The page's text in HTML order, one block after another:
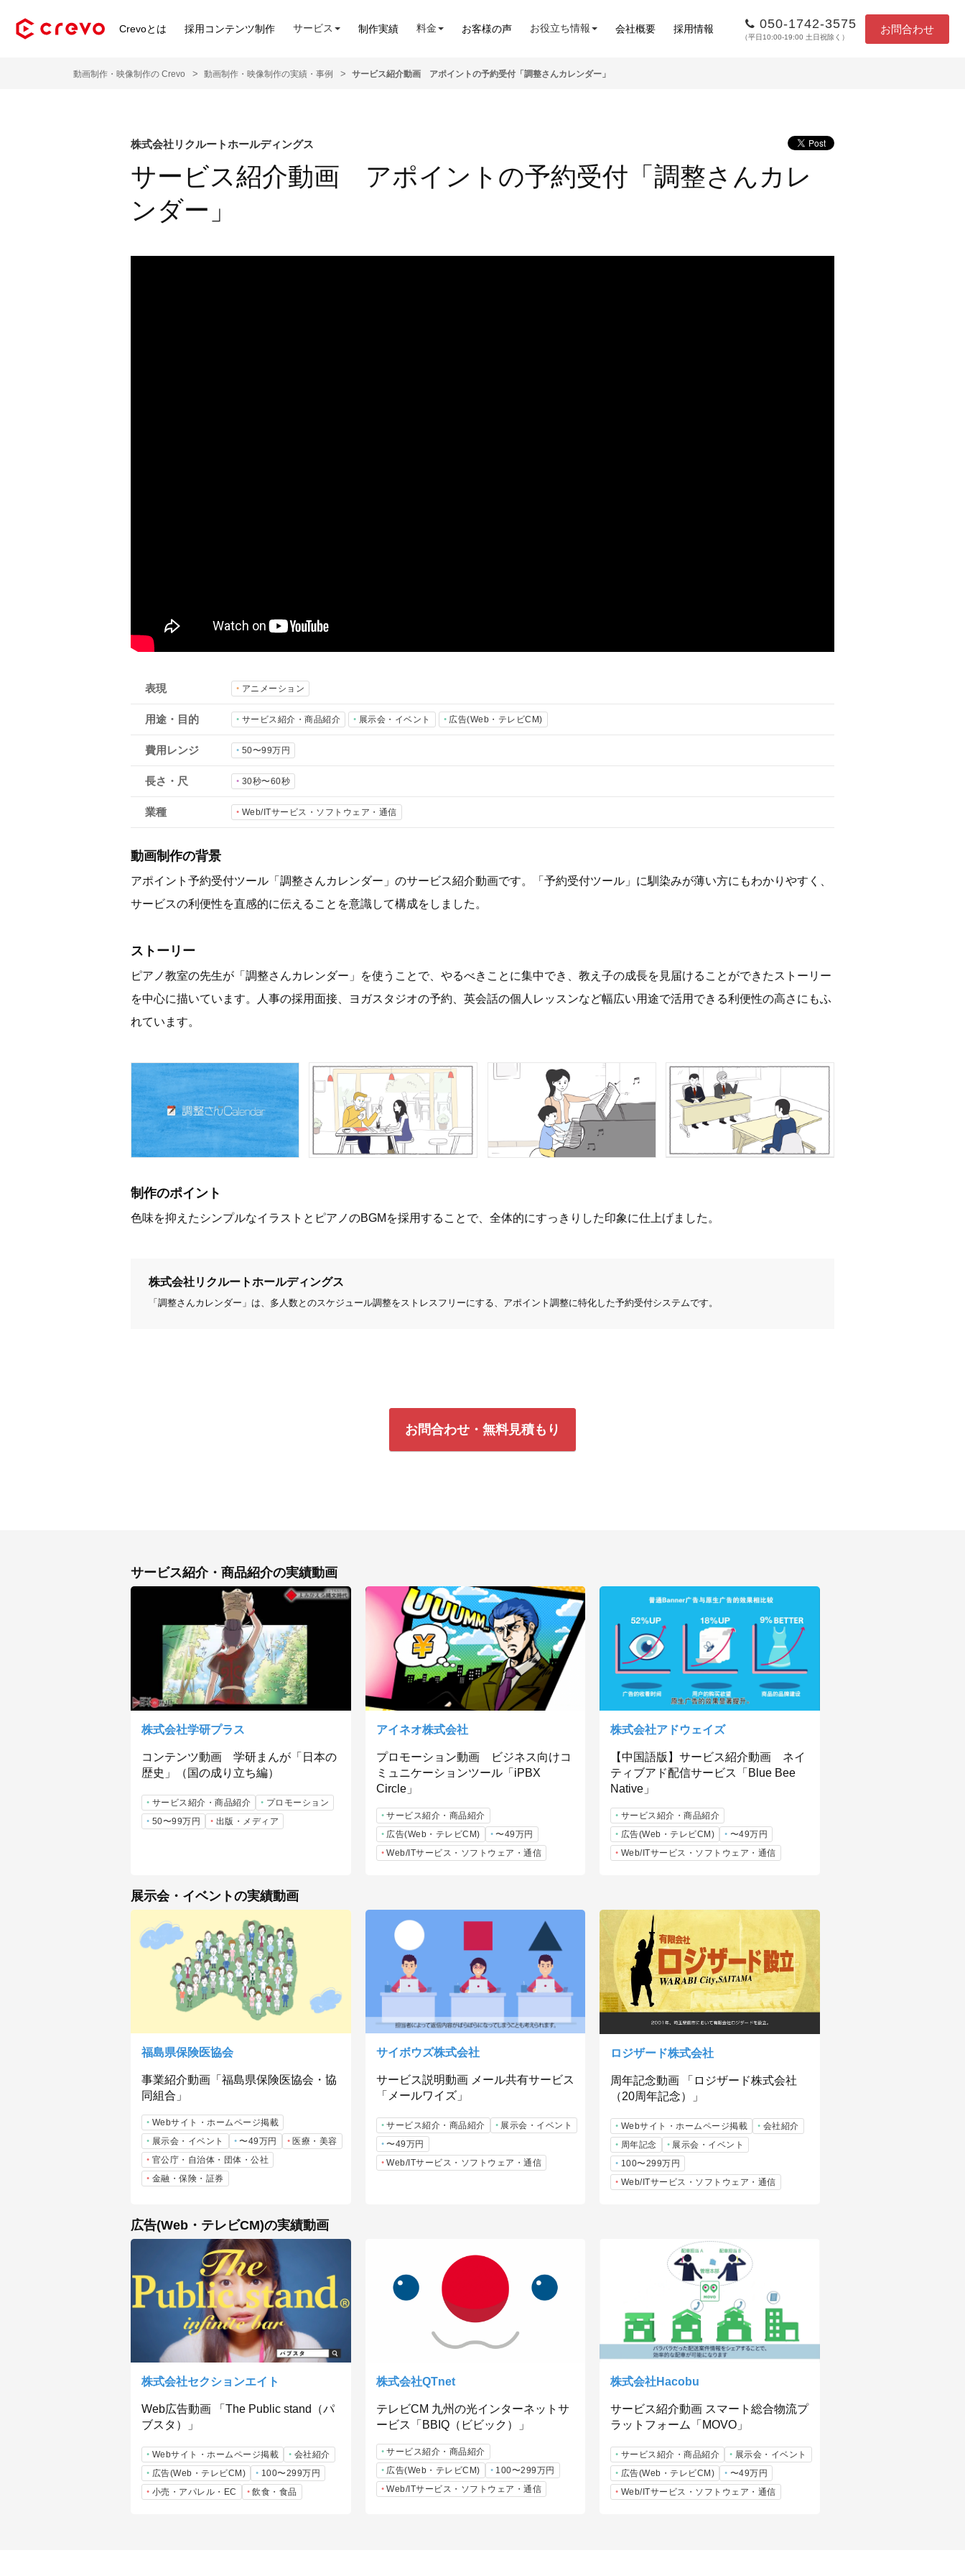
Crevoとは 採用コンテンツ制作 サービス 制作実績 料金 お客様の声 お役立ち情報 会社概要 採用情報 050-1742-3575
（平日10:00-19:00 土日祝除く）
お問合わせ
動画制作・映像制作の Crevo 動画制作・映像制作の実績・事例 サービス紹介動画 アポイントの予約受付「調整さんカレンダー」
サービス紹介動画 アポイントの予約受付「調整さんカレ
ンダー」
株式会社リクルートホールディングス
表現 アニメーション
用途・目的 サービス紹介・商品紹介 展示会・イベント 広告(Web・テレビCM)
費用レンジ 50〜99万円
長さ・尺 30秒〜60秒
業種 Web/ITサービス・ソフトウェア・通信
動画制作の背景
アポイント予約受付ツール「調整さんカレンダー」のサービス紹介動画です。「予約受付ツール」に馴染みが薄い方にもわかりやすく、
サービスの利便性を直感的に伝えることを意識して構成をしました。
ストーリー
ピアノ教室の先生が「調整さんカレンダー」を使うことで、やるべきことに集中でき、教え子の成長を見届けることができたストーリー
を中心に描いています。人事の採用面接、ヨガスタジオの予約、英会話の個人レッスンなど幅広い用途で活用できる利便性の高さにもふ
れています。
制作のポイント
色味を抑えたシンプルなイラストとピアノのBGMを採用することで、全体的にすっきりした印象に仕上げました。
株式会社リクルートホールディングス
「調整さんカレンダー」は、多人数とのスケジュール調整をストレスフリーにする、アポイント調整に特化した予約受付システムです。
お問合わせ・無料見積もり
サービス紹介・商品紹介の実績動画
株式会社学研プラス
コンテンツ動画 学研まんが「日本の
歴史」（国の成り立ち編）
サービス紹介・商品紹介
プロモーション
50〜99万円
出版・メディア
アイネオ株式会社
プロモーション動画 ビジネス向けコ
ミュニケーションツール「iPBX
Circle」
サービス紹介・商品紹介
広告(Web・テレビCM)
〜49万円
Web/ITサービス・ソフトウェア・通信
株式会社アドウェイズ
【中国語版】サービス紹介動画 ネイ
ティブアド配信サービス「Blue Bee
Native」
サービス紹介・商品紹介
広告(Web・テレビCM)
〜49万円
Web/ITサービス・ソフトウェア・通信
展示会・イベントの実績動画
福島県保険医協会
事業紹介動画「福島県保険医協会・協
同組合」
Webサイト・ホームページ掲載
展示会・イベント
〜49万円
医療・美容
官公庁・自治体・団体・公社
金融・保険・証券
サイボウズ株式会社
サービス説明動画 メール共有サービス
「メールワイズ」
サービス紹介・商品紹介
展示会・イベント
〜49万円
Web/ITサービス・ソフトウェア・通信
ロジザード株式会社
周年記念動画 「ロジザード株式会社
（20周年記念）」
Webサイト・ホームページ掲載
会社紹介
周年記念
展示会・イベント
100〜299万円
Web/ITサービス・ソフトウェア・通信
広告(Web・テレビCM)の実績動画
株式会社セクションエイト
Web広告動画 「The Public stand（パ
ブスタ）」
Webサイト・ホームページ掲載
会社紹介
広告(Web・テレビCM)
100〜299万円
小売・アパレル・EC
飲食・食品
株式会社QTnet
テレビCM 九州の光インターネットサ
ービス「BBIQ（ビビック）」
サービス紹介・商品紹介
広告(Web・テレビCM)
100〜299万円
Web/ITサービス・ソフトウェア・通信
株式会社Hacobu
サービス紹介動画 スマート総合物流プ
ラットフォーム「MOVO」
サービス紹介・商品紹介
展示会・イベント
広告(Web・テレビCM)
〜49万円
Web/ITサービス・ソフトウェア・通信